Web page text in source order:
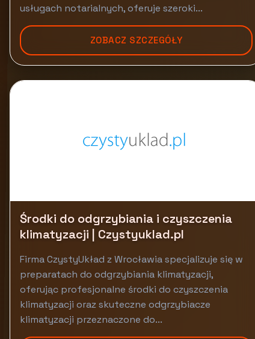
usługach notarialnych, oferuje szeroki...
ZOBACZ SZCZEGÓŁY
Środki do odgrzybiania i czyszczenia
klimatyzacji | Czystyuklad.pl
Firma CzystyUkład z Wrocławia specjalizuje się w
preparatach do odgrzybiania klimatyzacji,
oferując profesjonalne środki do czyszczenia
klimatyzacji oraz skuteczne odgrzybiacze
klimatyzacji przeznaczone do...